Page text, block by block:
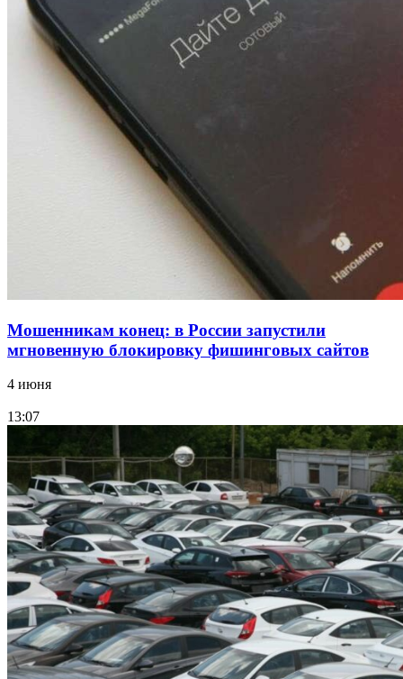
18:39
В Красноармейском районе Волгограда стартует
конкурс на ремонт моста через Волго‑Донской
судоходный канал
Фестиваль #ТриЧетыре в Волгограде пройдёт
11–13 сентября в рамках Года единства народов
Мошенникам конец: в России запустили
мгновенную блокировку фишинговых сайтов
4 июня
13:07